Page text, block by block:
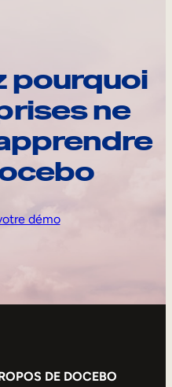
pourquoi
ne
démo
DE DOCEBO